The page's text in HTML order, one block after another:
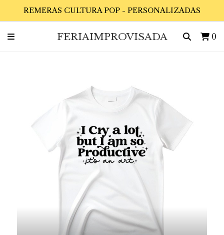
REMERAS CULTURA POP - PERSONALIZADAS
FERIAIMPROVISADA 0